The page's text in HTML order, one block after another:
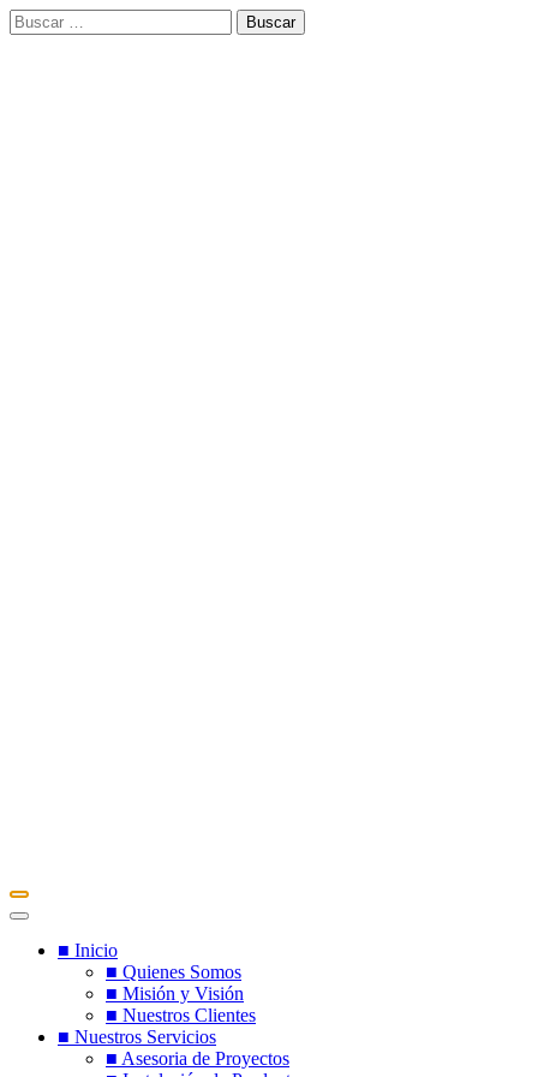
■ Inicio
■ Quienes Somos
■ Misión y Visión
■ Nuestros Clientes
■ Nuestros Servicios
■ Asesoria de Proyectos